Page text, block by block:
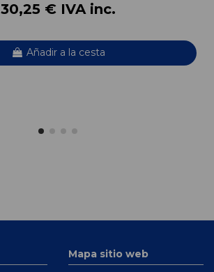
30,25 € IVA inc.
Añadir a la cesta
Mapa sitio web